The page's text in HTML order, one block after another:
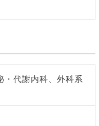
・代謝内科、外科系